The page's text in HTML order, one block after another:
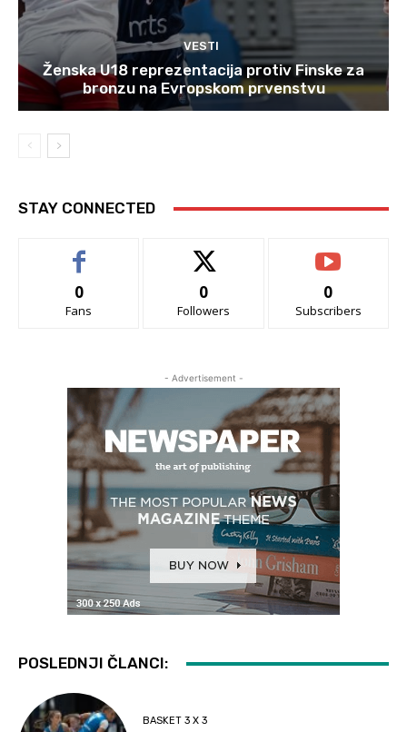
VESTI
Ženska U18 reprezentacija protiv Finske za
bronzu na Evropskom prvenstvu
STAY CONNECTED
0
Fans
0
Followers
0
Subscribers
- Advertisement -
POSLEDNJI ČLANCI:
BASKET 3 X 3